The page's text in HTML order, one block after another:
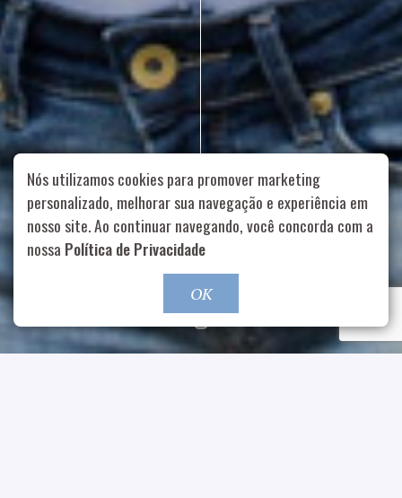
Rua Aurélia, 1714 – Vila Romana, São Paulo – SP | 55 11
99178-5848 | contato@nucleofood.com
Role para continar
Nós utilizamos cookies para promover marketing
personalizado, melhorar sua navegação e experiência em
nosso site. Ao continuar navegando, você concorda com a
nossa Política de Privacidade
OK